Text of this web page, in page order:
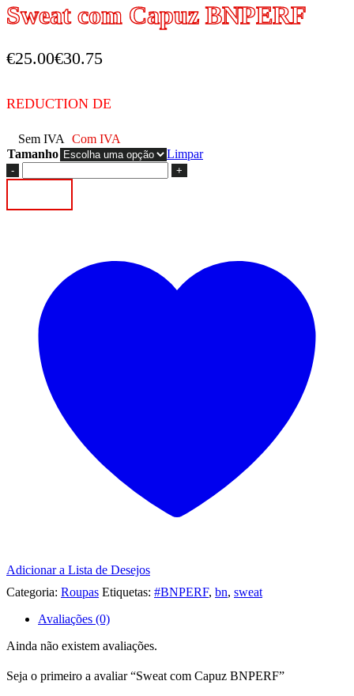
Sweat com Capuz BNPERF
€25.00€30.75
REDUCTION DE
Sem IVA
Com IVA
Tamanho
Limpar
de
com
Adicionar a Lista de Desejos
Categoria: Roupas Etiquetas: #BNPERF, bn, sweat
Avaliações (0)
Ainda não existem avaliações.
Seja o primeiro a avaliar “Sweat com Capuz BNPERF”